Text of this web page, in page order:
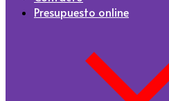
Presupuesto online